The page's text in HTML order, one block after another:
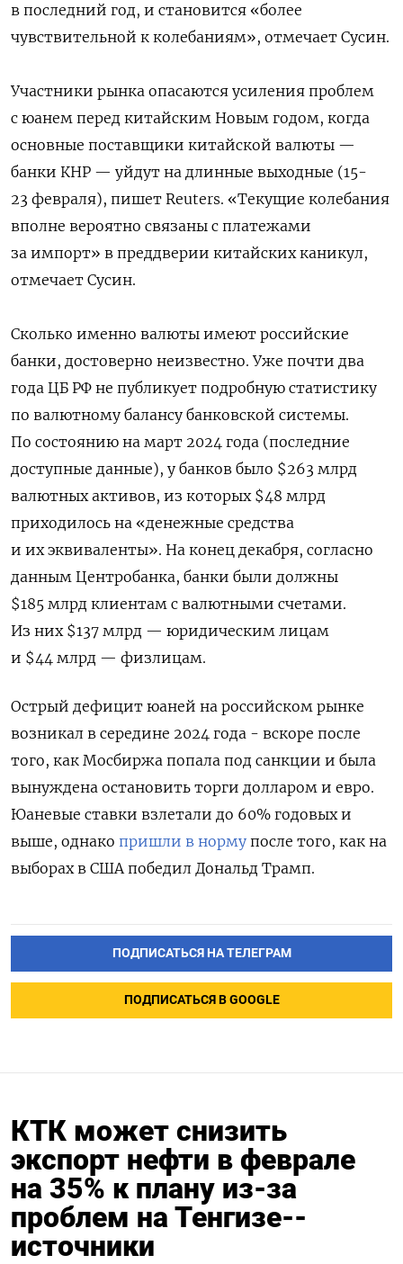
в последний год, и становится «более
чувствительной к колебаниям», отмечает Сусин.
Участники рынка опасаются ⁠усиления проблем
с юанем перед ‌китайским Новым годом, когда
основные поставщики китайской валюты —
банки КНР — уйдут на длинные выходные (15-
23 февраля), пишет Reuters. «Текущие колебания
вполне вероятно связаны с платежами
за импорт» в преддверии китайских каникул,
отмечает Сусин.
Сколько именно валюты имеют российские
банки, достоверно неизвестно. Уже почти два
года ЦБ РФ не публикует подробную статистику
по валютному балансу банковской системы.
По состоянию на март 2024 года (последние
доступные данные), у банков было $263 млрд
валютных активов, из которых $48 млрд
приходилось на «денежные средства
и их эквиваленты». На конец декабря, согласно
данным Центробанка, банки были должны
$185 млрд клиентам с валютными счетами.
Из них $137 млрд — юридическим лицам
и $44 млрд — физлицам.
Острый дефицит юаней на российском рынке
возникал в середине 2024 года - вскоре после
того, как Мосбиржа попала под санкции и была
вынуждена остановить торги долларом и евро.
Юаневые ставки взлетали до 60% годовых и
выше, однако пришли в норму после того, как на
выборах в США победил Дональд Трамп.
ПОДПИСАТЬСЯ НА ТЕЛЕГРАМ
ПОДПИСАТЬСЯ В GOOGLE
КТК может снизить
экспорт нефти в феврале
на 35% к плану из-за
проблем на Тенгизе--
источники